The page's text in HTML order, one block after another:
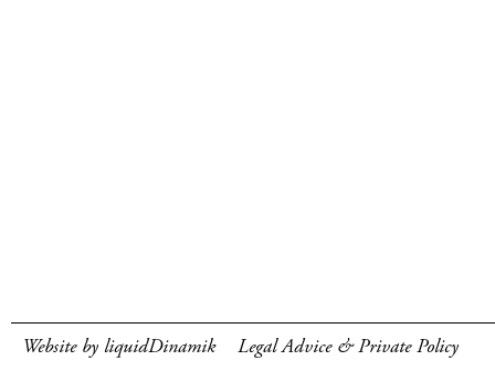
Website by liquidDinamik Legal Advice & Private Policy